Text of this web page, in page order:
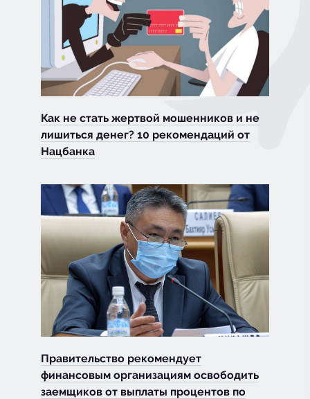
Как не стать жертвой мошенников и не
лишиться денег? 10 рекомендаций от
Нацбанка
Правительство рекомендует
финансовым организациям освободить
заемщиков от выплаты процентов по